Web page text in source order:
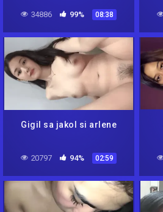
34886 99% 08:38
Gigil sa jakol si arlene
20797 94% 02:59